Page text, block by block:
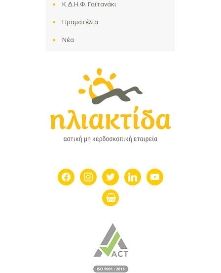
Κ.Δ.Η.Φ. Γαϊτανάκι
Πραματέλια
Νέα
facebookinstagramtwitter linkedin youtube
shopping-
basket